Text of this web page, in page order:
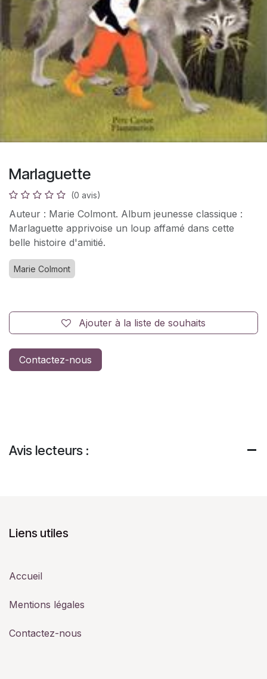
Marlaguette
(0 avis)
Auteur : Marie Colmont. Album jeunesse classique :
Marlaguette apprivoise un loup affamé dans cette
belle histoire d'amitié.
Marie Colmont
Ajouter à la liste de souhaits
Contactez-nous
Avis lecteurs :
Liens utiles
Accueil
Mentions légales
Contactez-nous